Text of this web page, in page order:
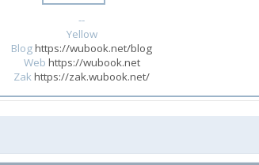
--
Yellow
Bloghttps://wubook.net/blog
Web https://wubook.net
Zakhttps://zak.wubook.net/